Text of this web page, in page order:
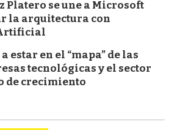
Platero se une a Microsoft
la arquitectura con
estar en el “mapa” de las
tecnológicas y el sector
de crecimiento